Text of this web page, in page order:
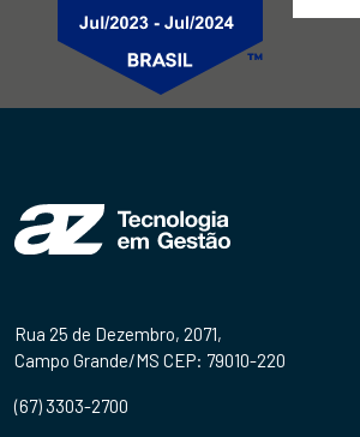
Rua 25 de Dezembro, 2071,
Campo Grande/MS CEP: 79010-220
(67) 3303-2700